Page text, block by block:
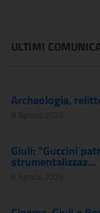
ULTIMI
Archeologia,
8 Agosto 2026
Giuli: "Guccini
strumentalizzaz...
6 Agosto 2026